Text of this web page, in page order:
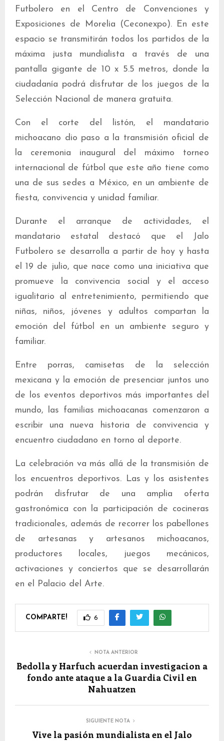
Futbolero en el Centro de Convenciones y
Exposiciones de Morelia (Ceconexpo). En este
espacio se transmitirán todos los partidos de la
máxima justa mundialista a través de una
pantalla gigante de 10 x 5.5 metros, donde la
ciudadanía podrá disfrutar de los juegos de la
Selección Nacional de manera gratuita.
Con el corte del listón, el mandatario
michoacano dio paso a la transmisión oficial de
la ceremonia inaugural del máximo torneo
internacional de fútbol que este año tiene como
una de sus sedes a México, en un ambiente de
fiesta, convivencia y unidad familiar.
Durante el arranque de actividades, el
mandatario estatal destacó que el Jalo
Futbolero se desarrolla a partir de hoy y hasta
el 19 de julio, que nace como una iniciativa que
promueve la convivencia social y el acceso
igualitario al entretenimiento, permitiendo que
niñas, niños, jóvenes y adultos compartan la
emoción del fútbol en un ambiente seguro y
familiar.
Entre porras, camisetas de la selección
mexicana y la emoción de presenciar juntos uno
de los eventos deportivos más importantes del
mundo, las familias michoacanas comenzaron a
escribir una nueva historia de convivencia y
encuentro ciudadano en torno al deporte.
La celebración va más allá de la transmisión de
los encuentros deportivos. Las y los asistentes
podrán disfrutar de una amplia oferta
gastronómica con la participación de cocineras
tradicionales, además de recorrer los pabellones
de artesanas y artesanos michoacanos,
productores locales, juegos mecánicos,
activaciones y conciertos que se desarrollarán
en el Palacio del Arte.
COMPARTE! 6
NOTA ANTERIOR
Bedolla y Harfuch acuerdan investigacion a
fondo ante ataque a la Guardia Civil en
Nahuatzen
SIGUIENTE NOTA
Vive la pasión mundialista en el Jalo